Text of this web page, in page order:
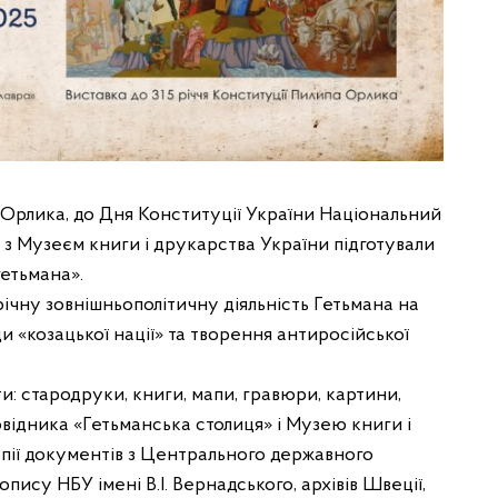
до Дня Конституції України Національний
Музеєм книги і друкарства України підготували
зовнішньополітичну діяльність Гетьмана на
нації» та творення антиросійської
стародруки, книги, мапи, гравюри, картини,
«Гетьманська столиця» і Музею книги і
документів з Центрального державного
НБУ імені В.І. Вернадського, архівів Швеції,